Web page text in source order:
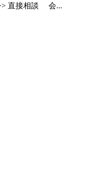
直接相談 会...